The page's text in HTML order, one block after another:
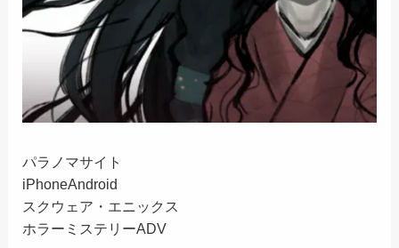
パラノマサイト
iPhoneAndroid
スクウェア・エニックス
ホラーミステリーADV